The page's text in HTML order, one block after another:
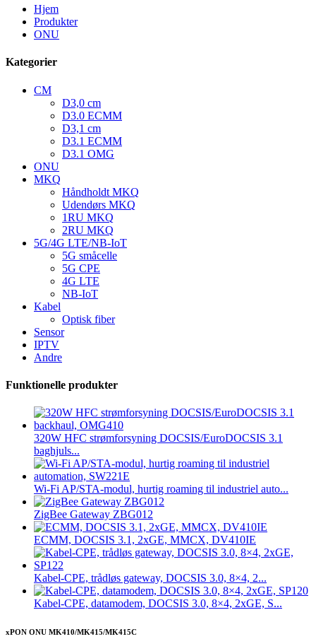
Hjem
Produkter
ONU
Kategorier
CM
D3,0 cm
D3.0 ECMM
D3,1 cm
D3.1 ECMM
D3.1 OMG
ONU
MKQ
Håndholdt MKQ
Udendørs MKQ
1RU MKQ
2RU MKQ
5G/4G LTE/NB-IoT
5G småcelle
5G CPE
4G LTE
NB-IoT
Kabel
Optisk fiber
Sensor
IPTV
Andre
Funktionelle produkter
320W HFC strømforsyning DOCSIS/EuroDOCSIS 3.1
baghjuls...
Wi-Fi AP/STA-modul, hurtig roaming til industriel auto...
ZigBee Gateway ZBG012
ECMM, DOCSIS 3.1, 2xGE, MMCX, DV410IE
Kabel-CPE, trådløs gateway, DOCSIS 3.0, 8×4, 2...
Kabel-CPE, datamodem, DOCSIS 3.0, 8×4, 2xGE, S...
xPON ONU MK410/MK415/MK415C